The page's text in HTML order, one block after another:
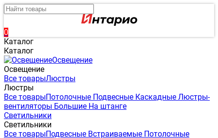
0
Каталог
Каталог
Освещение
Освещение
Все товарыЛюстры
Люстры
Все товарыПотолочные Подвесные Каскадные Люстры-
вентиляторы Большие На штанге
Светильники
Светильники
Все товарыПодвесные Встраиваемые Потолочные